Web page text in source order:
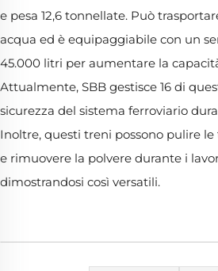
e pesa 12,6 tonnellate. Può
acqua ed è equipaggiabile con un
45.000 litri per aumentare la
Attualmente, SBB gestisce 16 di
sicurezza del sistema ferroviario
Inoltre, questi treni possono pulire
e rimuovere la polvere durante i
dimostrandosi così versatili.